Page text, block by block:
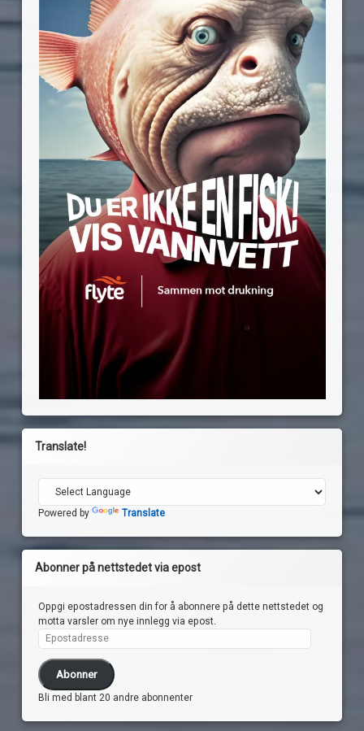
Translate!
Powered by Translate
Abonner på nettstedet via epost
Oppgi epostadressen din for å abonnere på dette nettstedet og
motta varsler om nye innlegg via epost.
Epostadresse
Abonner
Bli med blant 20 andre abonnenter